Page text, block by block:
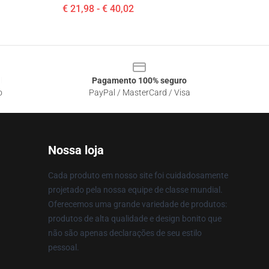
€ 21,98 - € 40,02
Pagamento 100% seguro
PayPal / MasterCard / Visa
Nossa loja
Cada produto em nosso site foi cuidadosamente
projetado pela nossa equipe de classe mundial.
Oferecemos uma grande variedade de produtos:
produtos de alta qualidade e design bonito que
não são apenas declarações de seu estilo
pessoal.